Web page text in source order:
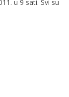
u 9 sati. Svi su